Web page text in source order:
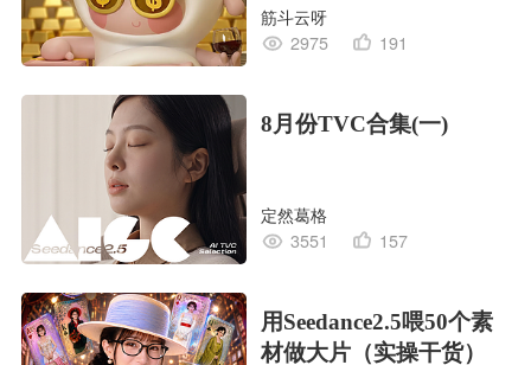
筋斗云呀
2975
191
8月份TVC合集(一)
定然葛格
3551
157
用Seedance2.5喂50个素
材做大片（实操干货）